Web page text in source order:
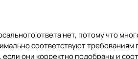
ответа нет, потому что
соответствуют
они корректно подобраны и